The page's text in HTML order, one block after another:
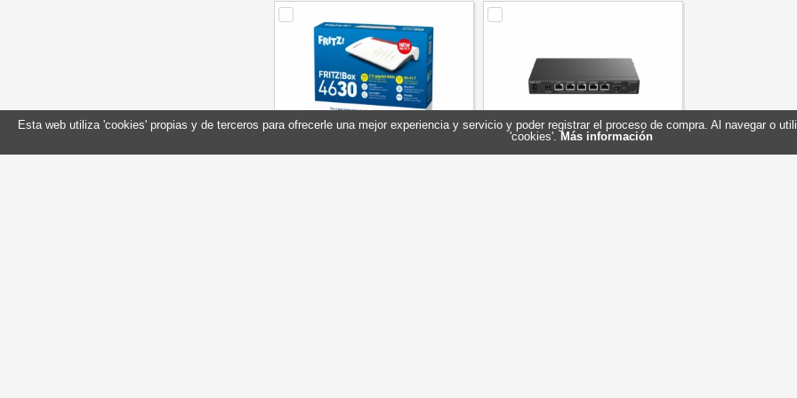
Esta web utiliza 'cookies' propias y de terceros para ofrecerle una mejor experiencia y servicio y poder registrar el proceso de compra. Al navegar o
'cookies'. Más información